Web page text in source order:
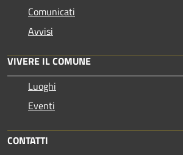
Comunicati
Avvisi
VIVERE IL COMUNE
Luoghi
Eventi
CONTATTI